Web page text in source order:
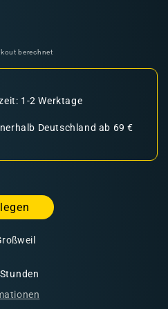
berechnet
1-2 Werktage
Deutschland ab 69 €